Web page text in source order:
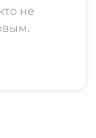
для
не